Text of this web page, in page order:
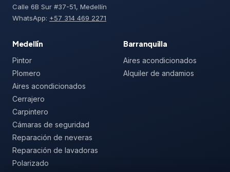
Calle 6B Sur #37-51, Medellín
WhatsApp: +57 314 469 2271
Medellín
Pintor
Plomero
Aires acondicionados
Cerrajero
Carpintero
Cámaras de seguridad
Reparación de neveras
Reparación de lavadoras
Polarizado
Barranquilla
Aires acondicionados
Alquiler de andamios